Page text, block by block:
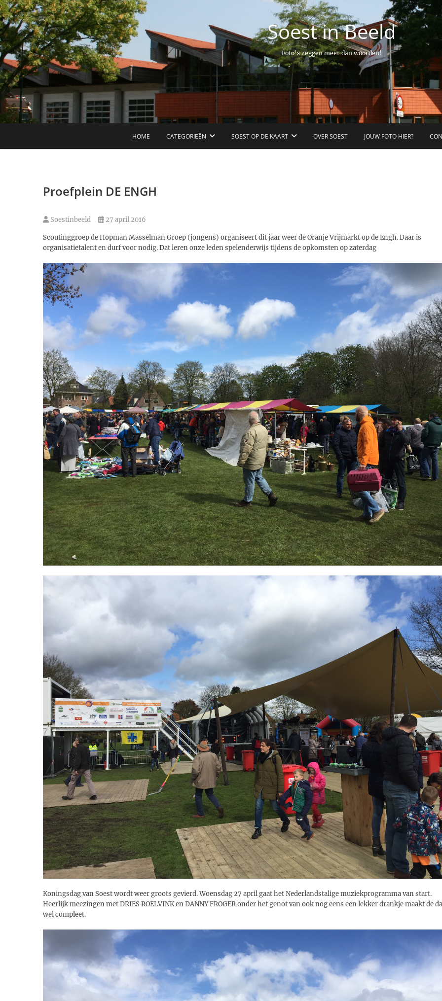
Ga
naar
de
inhoud
Soest in Beeld
Foto’s zeggen meer dan woorden!
HOME CATEGORIEËN SOEST OP DE KAART OVER SOEST JOUW FOTO HIER?
Proefplein DE ENGH
Soestinbeeld 27 april 2016
Scoutinggroep de Hopman Masselman Groep (jongens) organiseert dit jaar weer de Oranje Vrijmarkt op de Engh. Daar is
organisatietalent en durf voor nodig. Dat leren onze leden spelenderwijs tijdens de opkomsten op zaterdag
Koningsdag van Soest wordt weer groots gevierd. Woensdag 27 april gaat het Nederlandstalige muziekprogramma van start.
Heerlijk meezingen met DRIES ROELVINK en DANNY FROGER onder het genot van ook nog eens een lekker drankje maakt de
wel compleet.